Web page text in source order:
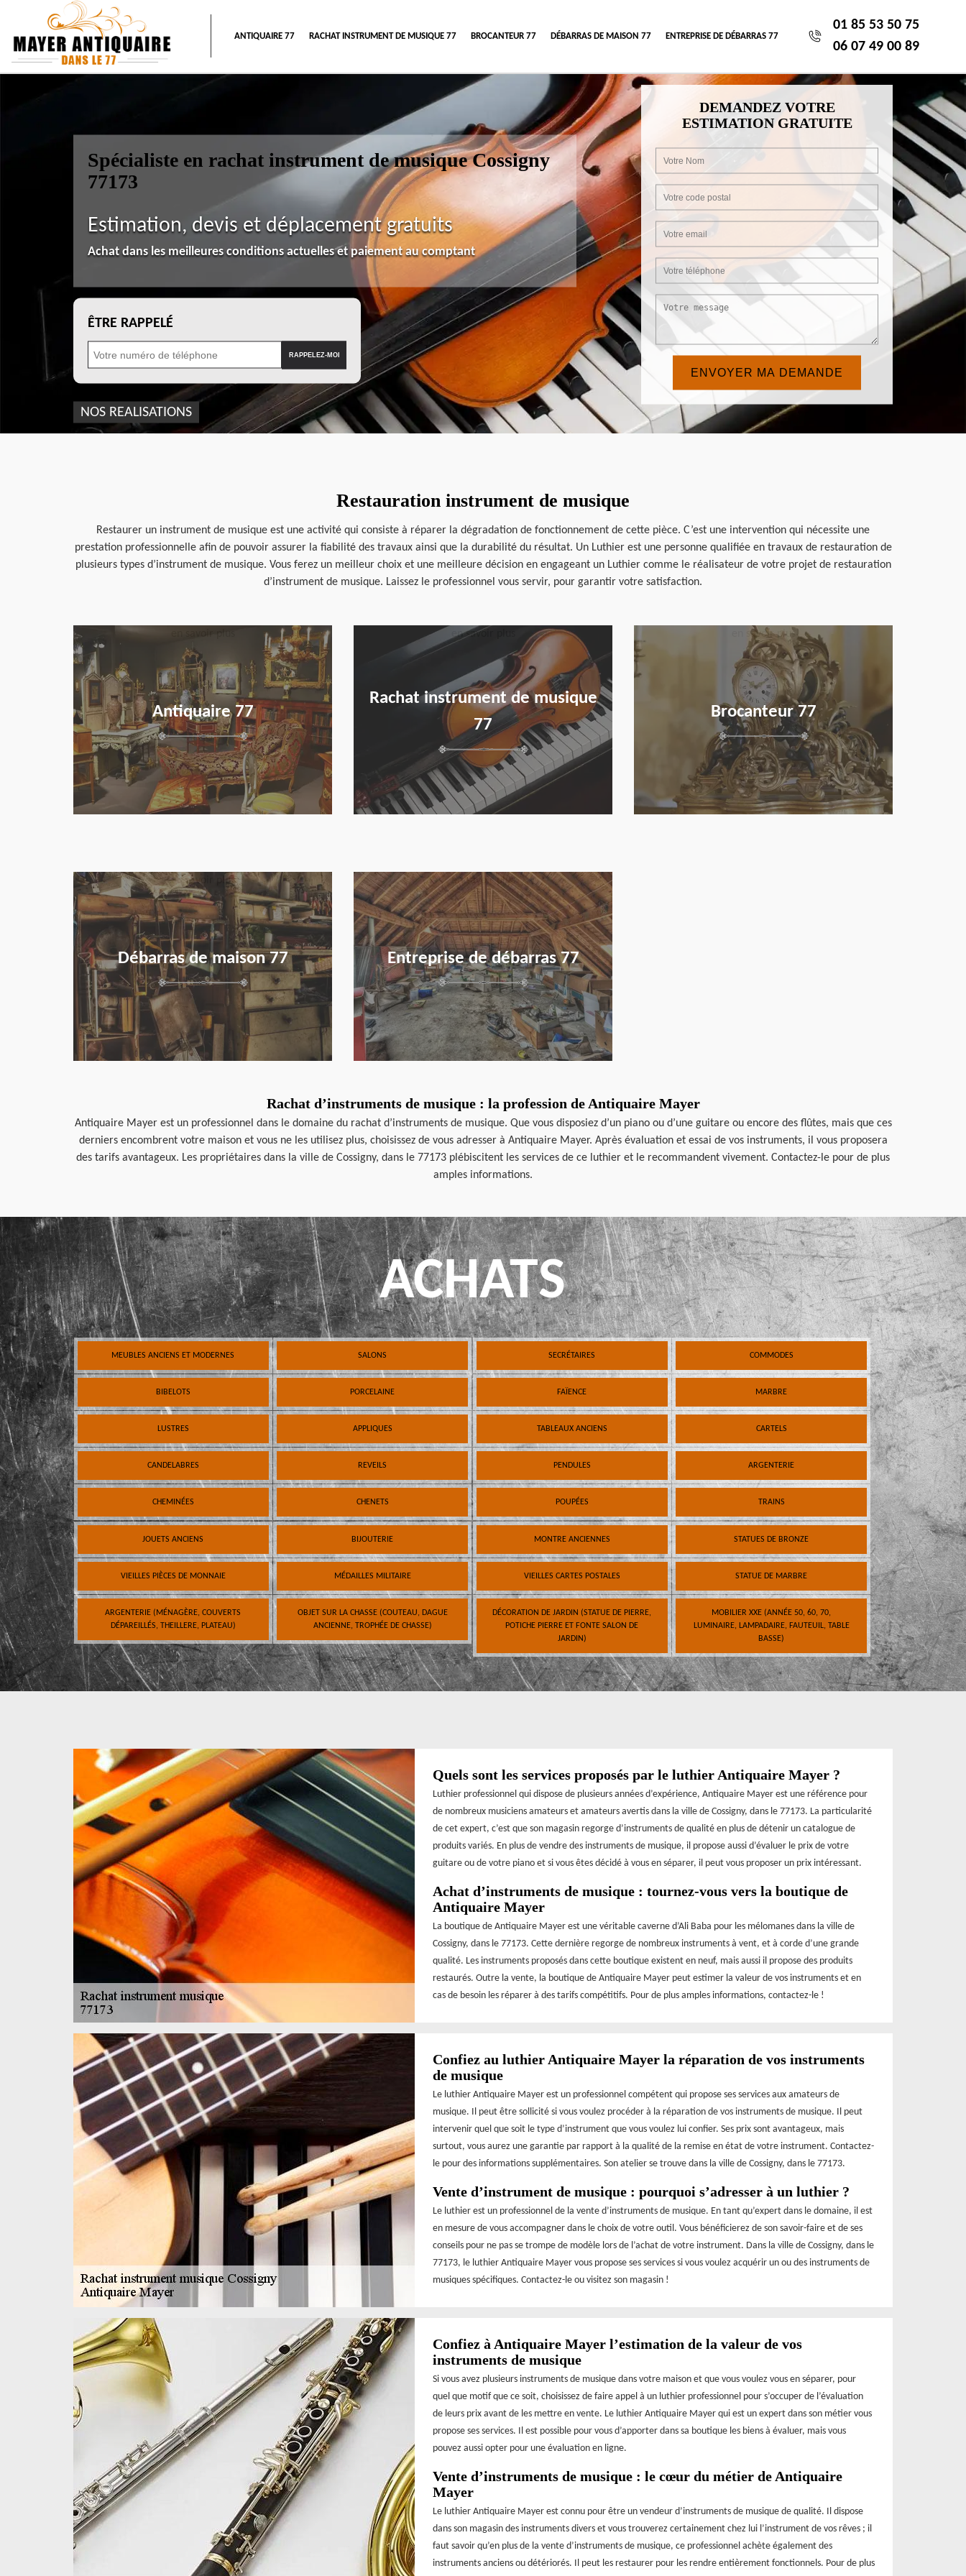
ANTIQUAIRE 77 RACHAT INSTRUMENT DE MUSIQUE 77 BROCANTEUR 77 DÉBARRAS DE MAISON 77 ENTREPRISE DE DÉBARRAS 77
01 85 53 50 75
06 07 49 00 89
Spécialiste en rachat instrument de musique Cossigny
77173
Estimation, devis et déplacement gratuits
Achat dans les meilleures conditions actuelles et paiement au comptant
ÊTRE RAPPELÉ
NOS REALISATIONS
DEMANDEZ VOTRE
ESTIMATION GRATUITE
Restauration instrument de musique
Restaurer un instrument de musique est une activité qui consiste à réparer la dégradation de fonctionnement de cette pièce. C’est une intervention qui nécessite une
prestation professionnelle afin de pouvoir assurer la fiabilité des travaux ainsi que la durabilité du résultat. Un Luthier est une personne qualifiée en travaux de restauration de
plusieurs types d’instrument de musique. Vous ferez un meilleur choix et une meilleure décision en engageant un Luthier comme le réalisateur de votre projet de restauration
d’instrument de musique. Laissez le professionnel vous servir, pour garantir votre satisfaction.
Antiquaire 77
Rachat instrument de musique
77
en savoir plus
Brocanteur 77
en savoir plus
Débarras de maison 77
en savoir plus
Entreprise de débarras 77
en savoir plus
Rachat d’instruments de musique : la profession de Antiquaire Mayer
Antiquaire Mayer est un professionnel dans le domaine du rachat d’instruments de musique. Que vous disposiez d’un piano ou d’une guitare ou encore des flûtes, mais que ces
derniers encombrent votre maison et vous ne les utilisez plus, choisissez de vous adresser à Antiquaire Mayer. Après évaluation et essai de vos instruments, il vous proposera
des tarifs avantageux. Les propriétaires dans la ville de Cossigny, dans le 77173 plébiscitent les services de ce luthier et le recommandent vivement. Contactez-le pour de plus
amples informations.
ACHATS
MEUBLES ANCIENS ET MODERNES SALONS SECRÉTAIRES COMMODES
BIBELOTS PORCELAINE FAÏENCE MARBRE
LUSTRES APPLIQUES TABLEAUX ANCIENS CARTELS
CANDELABRES REVEILS PENDULES ARGENTERIE
CHEMINÉES CHENETS POUPÉES TRAINS
JOUETS ANCIENS BIJOUTERIE MONTRE ANCIENNES STATUES DE BRONZE
VIEILLES PIÈCES DE MONNAIE MÉDAILLES MILITAIRE VIEILLES CARTES POSTALES STATUE DE MARBRE
ARGENTERIE (MÉNAGÈRE, COUVERTS
DÉPAREILLÉS, THEILLERE, PLATEAU)
OBJET SUR LA CHASSE (COUTEAU, DAGUE
ANCIENNE, TROPHÉE DE CHASSE)
DÉCORATION DE JARDIN (STATUE DE PIERRE,
POTICHE PIERRE ET FONTE SALON DE
JARDIN)
MOBILIER XXE (ANNÉE 50, 60, 70,
LUMINAIRE, LAMPADAIRE, FAUTEUIL, TABLE
BASSE)
Quels sont les services proposés par le luthier Antiquaire Mayer ?
Luthier professionnel qui dispose de plusieurs années d’expérience, Antiquaire Mayer est une référence pour
de nombreux musiciens amateurs et amateurs avertis dans la ville de Cossigny, dans le 77173. La particularité
de cet expert, c’est que son magasin regorge d’instruments de qualité en plus de détenir un catalogue de
produits variés. En plus de vendre des instruments de musique, il propose aussi d’évaluer le prix de votre
guitare ou de votre piano et si vous êtes décidé à vous en séparer, il peut vous proposer un prix intéressant.
Achat d’instruments de musique : tournez-vous vers la boutique de
Antiquaire Mayer
La boutique de Antiquaire Mayer est une véritable caverne d’Ali Baba pour les mélomanes dans la ville de
Cossigny, dans le 77173. Cette dernière regorge de nombreux instruments à vent, et à corde d’une grande
qualité. Les instruments proposés dans cette boutique existent en neuf, mais aussi il propose des produits
restaurés. Outre la vente, la boutique de Antiquaire Mayer peut estimer la valeur de vos instruments et en
cas de besoin les réparer à des tarifs compétitifs. Pour de plus amples informations, contactez-le !
Confiez au luthier Antiquaire Mayer la réparation de vos instruments
de musique
Le luthier Antiquaire Mayer est un professionnel compétent qui propose ses services aux amateurs de
musique. Il peut être sollicité si vous voulez procéder à la réparation de vos instruments de musique. Il peut
intervenir quel que soit le type d’instrument que vous voulez lui confier. Ses prix sont avantageux, mais
surtout, vous aurez une garantie par rapport à la qualité de la remise en état de votre instrument. Contactez-
le pour des informations supplémentaires. Son atelier se trouve dans la ville de Cossigny, dans le 77173.
Vente d’instrument de musique : pourquoi s’adresser à un luthier ?
Le luthier est un professionnel de la vente d’instruments de musique. En tant qu’expert dans le domaine, il est
en mesure de vous accompagner dans le choix de votre outil. Vous bénéficierez de son savoir-faire et de ses
conseils pour ne pas se trompe de modèle lors de l’achat de votre instrument. Dans la ville de Cossigny, dans le
77173, le luthier Antiquaire Mayer vous propose ses services si vous voulez acquérir un ou des instruments de
musiques spécifiques. Contactez-le ou visitez son magasin !
Confiez à Antiquaire Mayer l’estimation de la valeur de vos
instruments de musique
Si vous avez plusieurs instruments de musique dans votre maison et que vous voulez vous en séparer, pour
quel que motif que ce soit, choisissez de faire appel à un luthier professionnel pour s’occuper de l’évaluation
de leurs prix avant de les mettre en vente. Le luthier Antiquaire Mayer qui est un expert dans son métier vous
propose ses services. Il est possible pour vous d’apporter dans sa boutique les biens à évaluer, mais vous
pouvez aussi opter pour une évaluation en ligne.
Vente d’instruments de musique : le cœur du métier de Antiquaire
Mayer
Le luthier Antiquaire Mayer est connu pour être un vendeur d’instruments de musique de qualité. Il dispose
dans son magasin des instruments divers et vous trouverez certainement chez lui l’instrument de vos rêves ; il
faut savoir qu’en plus de la vente d’instruments de musique, ce professionnel achète également des
instruments anciens ou détériorés. Il peut les restaurer pour les rendre entièrement fonctionnels. Pour de plus